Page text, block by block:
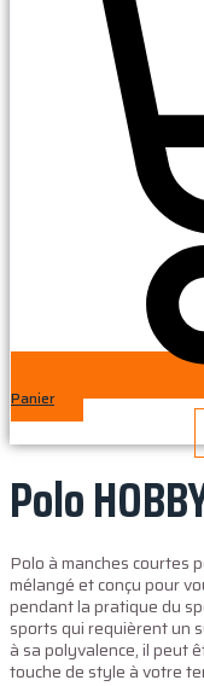
Panier
Polo
Polo à manches courtes
mélangé et conçu pour
pendant la pratique du
sports qui requièrent un
à sa polyvalence, il peut
touche de style à votre